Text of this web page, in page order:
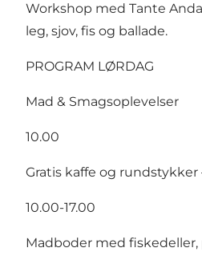
Workshop med Tante
leg, sjov, fis og ballade.
PROGRAM LØRDAG
Mad & Smagsoplevelser
10.00
Gratis kaffe og rundstykker
10.00-17.00
Madboder med